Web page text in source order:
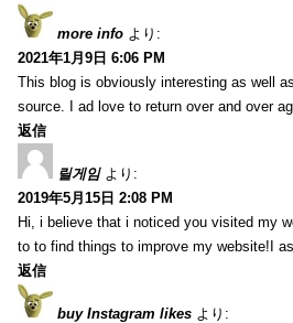
more info より:
2021年1月9日 6:06 PM
This blog is obviously interesting as well
source. I ad love to return over and over
返信
릴게임 より:
2019年5月15日 2:08 PM
Hi, i believe that i noticed you visited my
to to find things to improve my website!I
返信
buy Instagram likes より: